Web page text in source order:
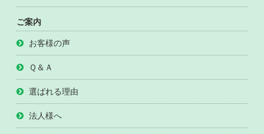
ご案内
お客様の声
Ｑ＆Ａ
選ばれる理由
法人様へ